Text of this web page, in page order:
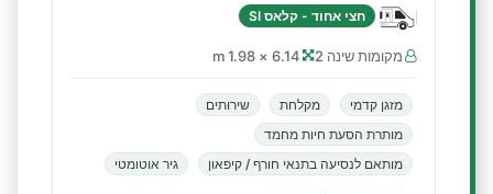
חצי אחוד - קלאס SI
מקומות שינה 2 6.14 × 1.98 m
מזגן קדמי מקלחת
שירותים
מותרת הסעת חיות מחמד
מותאם לנסיעה בתנאי חורף / קיפאון
גיר אוטומטי